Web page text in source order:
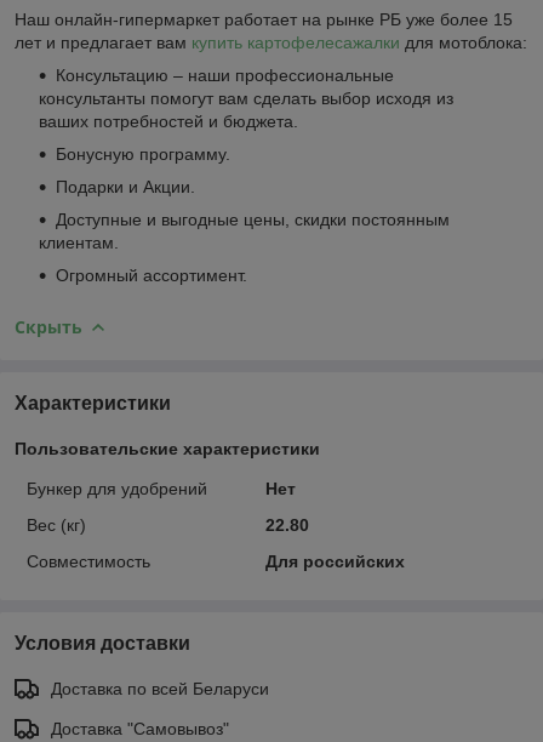
Наш онлайн-гипермаркет работает на рынке РБ уже более 15
лет и предлагает вам купить картофелесажалки для мотоблока:
Консультацию – наши профессиональные
консультанты помогут вам сделать выбор исходя из
ваших потребностей и бюджета.
Бонусную программу.
Подарки и Акции.
Доступные и выгодные цены, скидки постоянным
клиентам.
Огромный ассортимент.
Скрыть
Характеристики
Пользовательские характеристики
Бункер для удобрений
Нет
Вес (кг)
22.80
Совместимость
Для российских
Условия доставки
Доставка по всей Беларуси
Доставка "Самовывоз"